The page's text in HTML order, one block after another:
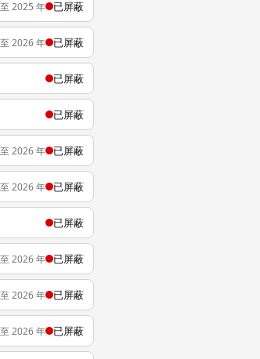
2025 年 已屏蔽
2026 年 已屏蔽
已屏蔽
已屏蔽
2026 年 已屏蔽
2026 年 已屏蔽
已屏蔽
2026 年 已屏蔽
2026 年 已屏蔽
2026 年 已屏蔽